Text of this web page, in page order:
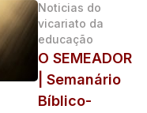
Noticias do
vicariato da
educação
O SEMEADOR
| Semanário
Bíblico-